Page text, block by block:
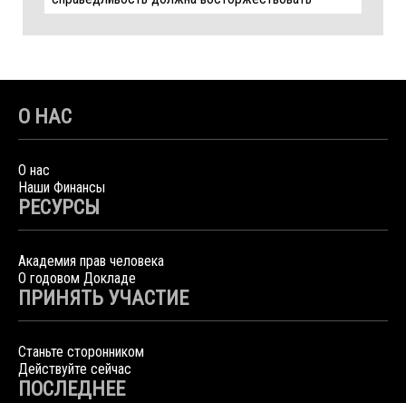
О НАС
О нас
Наши Финансы
РЕСУРСЫ
Академия прав человека
О годовом Докладе
ПРИНЯТЬ УЧАСТИЕ
Станьте сторонником
Действуйте сейчас
ПОСЛЕДНЕЕ